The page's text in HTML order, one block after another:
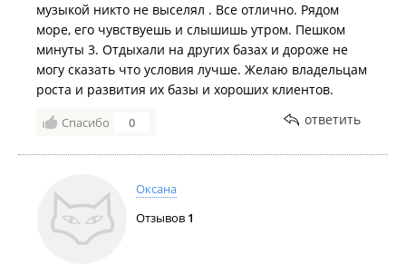
музыкой никто не выселял . Все отлично. Рядом
море, его чувствуешь и слышишь утром. Пешком
минуты 3. Отдыхали на других базах и дороже не
могу сказать что условия лучше. Желаю владельцам
роста и развития их базы и хороших клиентов.
Спасибо 0 ответить
Оксана
Отзывов 1